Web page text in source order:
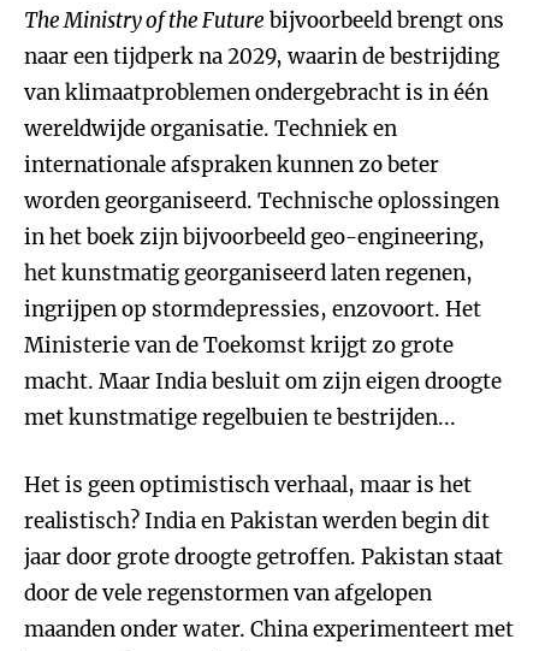
The Ministry of the Future bijvoorbeeld brengt ons
naar een tijdperk na 2029, waarin de bestrijding
van klimaatproblemen ondergebracht is in één
wereldwijde organisatie. Techniek en
internationale afspraken kunnen zo beter
worden georganiseerd. Technische oplossingen
in het boek zijn bijvoorbeeld geo-engineering,
het kunstmatig georganiseerd laten regenen,
ingrijpen op stormdepressies, enzovoort. Het
Ministerie van de Toekomst krijgt zo grote
macht. Maar India besluit om zijn eigen droogte
met kunstmatige regelbuien te bestrijden...
Het is geen optimistisch verhaal, maar is het
realistisch? India en Pakistan werden begin dit
jaar door grote droogte getroffen. Pakistan staat
door de vele regenstormen van afgelopen
maanden onder water. China experimenteert met